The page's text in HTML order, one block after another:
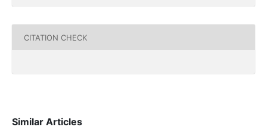
CITATION CHECK
Similar Articles